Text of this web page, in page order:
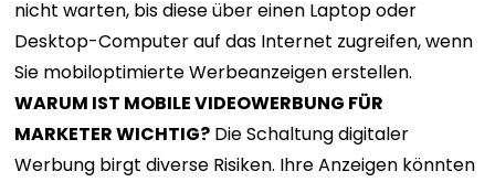
nicht warten, bis diese über einen Laptop oder
Desktop-Computer auf das Internet zugreifen, wenn
Sie mobiloptimierte Werbeanzeigen erstellen.
WARUM IST MOBILE VIDEOWERBUNG FÜR
MARKETER WICHTIG? Die Schaltung digitaler
Werbung birgt diverse Risiken. Ihre Anzeigen könnten